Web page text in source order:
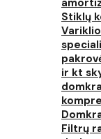
Stiklų
ir kt
Filtrų